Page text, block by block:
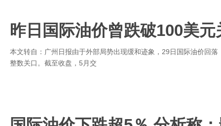
昨日国际油价曾跌破100美元
本文转自：广州日报由于外部局势出现缓和迹象，29日国际油价回
整数关口。截至收盘，5月交